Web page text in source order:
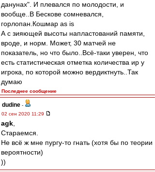
данунах". И плевался по молодости, и
вообще..В Бескове сомневался,
горлопан.Кошмар as is
А с зияющей высоты напластований памяти,
вроде, и норм. Может, 30 матчей не
показатель, но что было..Всё-таки уверен, что
есть статистическая отметка количества ир у
игрока, по которой можно вердиктнуть..Так
думаю
Последнее сообщение
dudine -
02 сен 2020 11:29
agk
Стараемся.
Не всё ж мне пургу-то гнать (хотя бы по теории
вероятности)
))